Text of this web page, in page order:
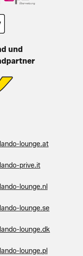
und
lounge.at
prive.it
lounge.nl
lounge.se
lounge.dk
lounge.pl